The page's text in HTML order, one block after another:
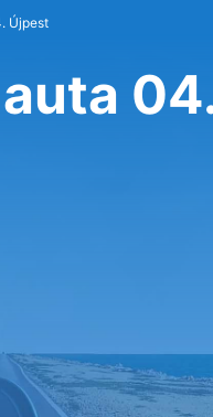
Újpest